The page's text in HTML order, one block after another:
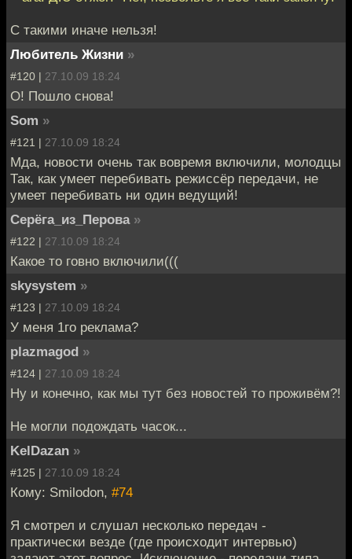
С такими иначе нельзя!
Любитель Жизни »
#120 | 27.10.09 18:24
О! Пошло снова!
Som »
#121 | 27.10.09 18:24
Мда, новости очень так вовремя включили, молодцы
Так, как умеет перебивать режиссёр передачи, не
умеет перебивать ни один ведущий!
Серёга_из_Перова »
#122 | 27.10.09 18:24
Какое то говно включили(((
skysystem »
#123 | 27.10.09 18:24
У меня 1го реклама?
plazmagod »
#124 | 27.10.09 18:24
Ну и конечно, как мы тут без новостей то проживём?!
Не могли подождать часок...
KelDazan »
#125 | 27.10.09 18:24
Кому: Smilodon, #74
Я смотрел и слушал несколько передач -
практически везде (где происходит интервью)